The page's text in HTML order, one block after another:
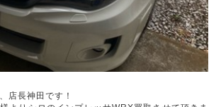
店長神田です！